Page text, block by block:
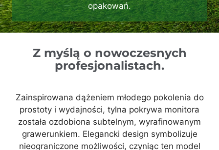
opakowań.
Z myślą o nowoczesnych
profesjonalistach.
Zainspirowana dążeniem młodego pokolenia do
prostoty i wydajności, tylna pokrywa monitora
została ozdobiona subtelnym, wyrafinowanym
grawerunkiem. Elegancki design symbolizuje
nieograniczone możliwości, czyniąc ten model